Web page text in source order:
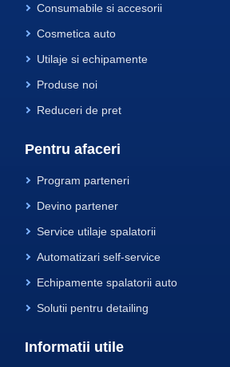
Consumabile si accesorii
Cosmetica auto
Utilaje si echipamente
Produse noi
Reduceri de pret
Pentru afaceri
Program parteneri
Devino partener
Service utilaje spalatorii
Automatizari self-service
Echipamente spalatorii auto
Solutii pentru detailing
Informatii utile